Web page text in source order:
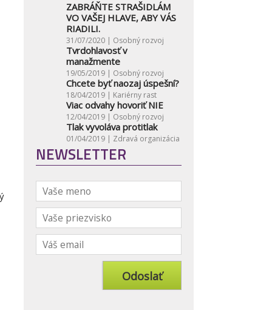
ZABRÁŇTE STRAŠIDLÁM
VO VAŠEJ HLAVE, ABY VÁS
RIADILI.
31/07/2020 | Osobný rozvoj
Tvrdohlavosť v
manažmente
19/05/2019 | Osobný rozvoj
Chcete byť naozaj úspešní?
18/04/2019 | Kariérny rast
Viac odvahy hovoriť NIE
12/04/2019 | Osobný rozvoj
Tlak vyvoláva protitlak
01/04/2019 | Zdravá organizácia
NEWSLETTER